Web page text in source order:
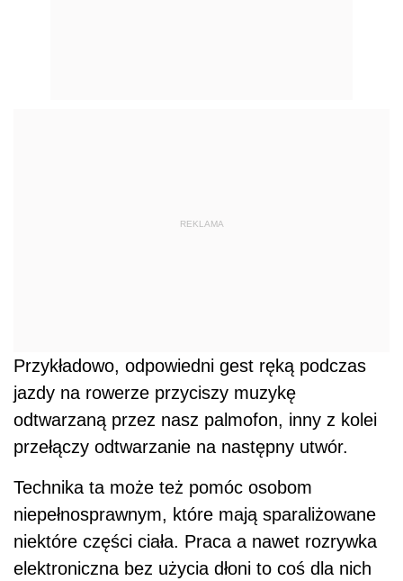
REKLAMA
Przykładowo, odpowiedni gest ręką podczas
jazdy na rowerze przyciszy muzykę
odtwarzaną przez nasz palmofon, inny z kolei
przełączy odtwarzanie na następny utwór.
Technika ta może też pomóc osobom
niepełnosprawnym, które mają sparaliżowane
niektóre części ciała. Praca a nawet rozrywka
elektroniczna bez użycia dłoni to coś dla nich